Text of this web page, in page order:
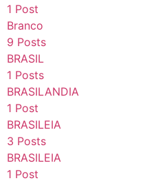
1 Post
Branco
9 Posts
BRASIL
1 Posts
BRASILANDIA
1 Post
BRASILEIA
3 Posts
BRASILEIA
1 Post